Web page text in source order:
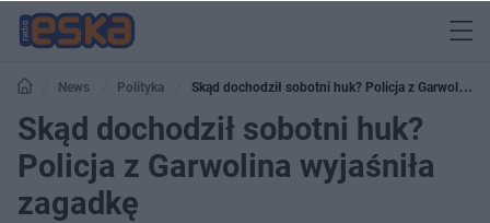
News Polityka
Skąd dochodził sobotni huk? Policja z Garwolina
wyjaśniła zagadkę
Skąd dochodził sobotni huk?
Policja z Garwolina wyjaśniła
zagadkę